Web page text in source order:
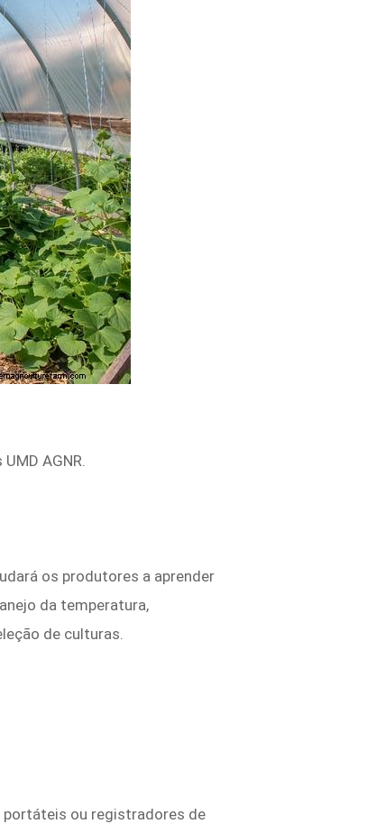
AGNR.
os produtores a aprender
da temperatura,
de culturas.
ou registradores de